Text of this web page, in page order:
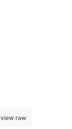
view raw